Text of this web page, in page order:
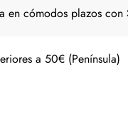
en cómodos plazos con
a 50€ (Península)